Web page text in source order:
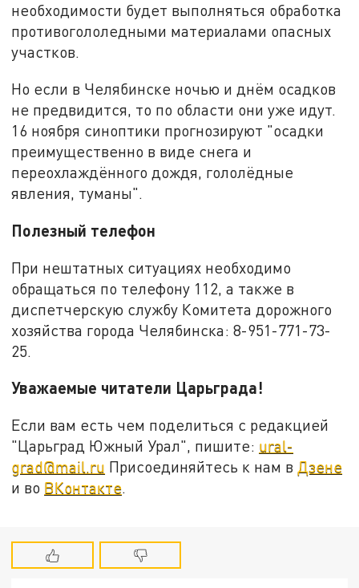
необходимости будет выполняться обработка
противогололедными материалами опасных
участков.
Но если в Челябинске ночью и днём осадков
не предвидится, то по области они уже идут.
16 ноября синоптики прогнозируют "осадки
преимущественно в виде снега и
переохлаждённого дождя, гололёдные
явления, туманы".
Полезный телефон
При нештатных ситуациях необходимо
обращаться по телефону 112, а также в
диспетчерскую службу Комитета дорожного
хозяйства города Челябинска: 8-951-771-73-
25.
Уважаемые читатели Царьграда!
Если вам есть чем поделиться с редакцией
"Царьград Южный Урал", пишите: ural-
grad@mail.ru Присоединяйтесь к нам в Дзене
и во ВКонтакте.